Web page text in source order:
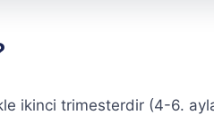
ikinci trimesterdir (4-6.